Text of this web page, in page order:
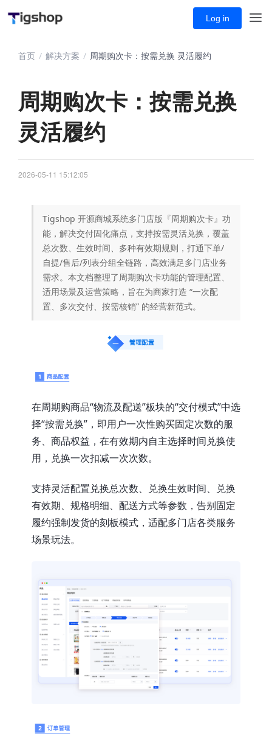
Log in
首页 / 解决方案 / 周期购次卡：按需兑换 灵活履约
周期购次卡：按需兑换
灵活履约
2026-05-11 15:12:05
Tigshop 开源商城系统多门店版『周期购次卡』功
能，解决交付固化痛点，支持按需灵活兑换，覆盖
总次数、生效时间、多种有效期规则，打通下单/
自提/售后/列表分组全链路，高效满足多门店业务
需求。本文档整理了周期购次卡功能的管理配置、
适用场景及运营策略，旨在为商家打造 “一次配
置、多次交付、按需核销” 的经营新范式。
在周期购商品“物流及配送”板块的“交付模式”中选
择“按需兑换”，即用户一次性购买固定次数的服
务、商品权益，在有效期内自主选择时间兑换使
用，兑换一次扣减一次次数。
支持灵活配置兑换总次数、兑换生效时间、兑换
有效期、规格明细、配送方式等参数，告别固定
履约强制发货的刻板模式，适配多门店各类服务
场景玩法。